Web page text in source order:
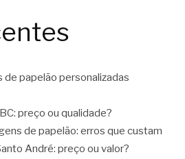
papelão personalizadas
preço ou qualidade?
de papelão: erros que custam
André: preço ou valor?